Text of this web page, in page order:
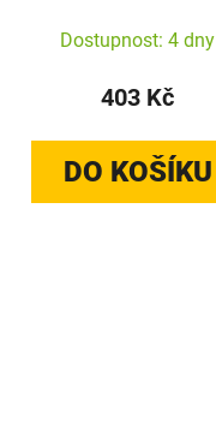
(černý)
Dostupnost: 4 dny
403 Kč
DO KOŠÍKU